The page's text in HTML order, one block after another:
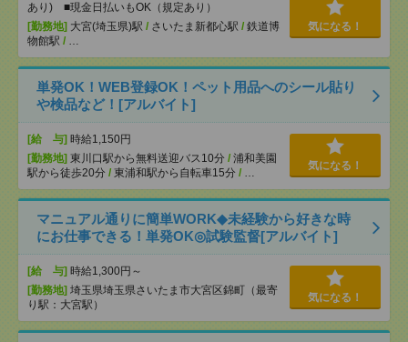
あり) ■現金日払いもOK（規定あり）
[勤務地] 大宮(埼玉県)駅 / さいたま新都心駅 / 鉄道博
物館駅 / …
気になる！
単発OK！WEB登録OK！ペット用品へのシール貼り
や検品など！[アルバイト]
[給 与] 時給1,150円
[勤務地] 東川口駅から無料送迎バス10分 / 浦和美園
駅から徒歩20分 / 東浦和駅から自転車15分 / …
気になる！
マニュアル通りに簡単WORK◆未経験から好きな時
にお仕事できる！単発OK◎試験監督[アルバイト]
[給 与] 時給1,300円～
[勤務地] 埼玉県埼玉県さいたま市大宮区錦町（最寄
り駅：大宮駅）
気になる！